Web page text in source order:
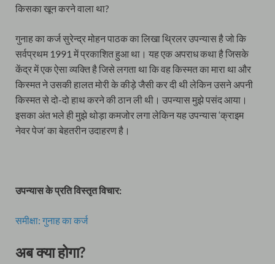
किसका खून करने वाला था?
गुनाह का कर्ज सुरेन्द्र मोहन पाठक का लिखा थ्रिलर उपन्यास है जो कि
सर्वप्रथम 1991 में प्रकाशित हुआ था। यह एक अपराध कथा है जिसके
केंद्र में एक ऐसा व्यक्ति है जिसे लगता था कि वह किस्मत का मारा था और
किस्मत ने उसकी हालत मोरी के कीड़े जैसी कर दी थी लेकिन उसने अपनी
किस्मत से दो-दो हाथ करने की ठान ली थी। उपन्यास मुझे पसंद आया।
इसका अंत भले ही मुझे थोड़ा कमजोर लगा लेकिन यह उपन्यास ‘क्राइम
नेवर पेज’ का बेहतरीन उदाहरण है।
उपन्यास के प्रति विस्तृत विचार:
समीक्षा: गुनाह का कर्ज
अब क्या होगा?